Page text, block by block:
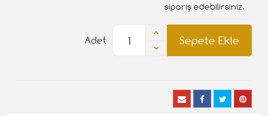
sipariş edebilirsiniz.
Sepete Ekle
Adet